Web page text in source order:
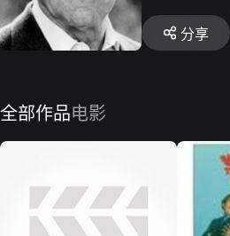
分享
全部作品电影